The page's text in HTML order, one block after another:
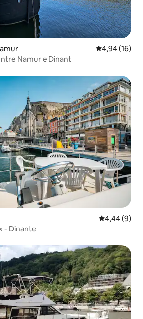
4,94 de uma
4,94 (16)
Namur e Dinant
4,44 de uma
4,44 (9)
- Dinante